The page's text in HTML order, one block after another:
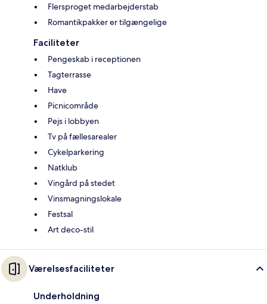
Flersproget medarbejderstab
Romantikpakker er tilgængelige
Faciliteter
Pengeskab i receptionen
Tagterrasse
Have
Picnicområde
Pejs i lobbyen
Tv på fællesarealer
Cykelparkering
Natklub
Vingård på stedet
Vinsmagningslokale
Festsal
Art deco-stil
Værelsesfaciliteter
Underholdning